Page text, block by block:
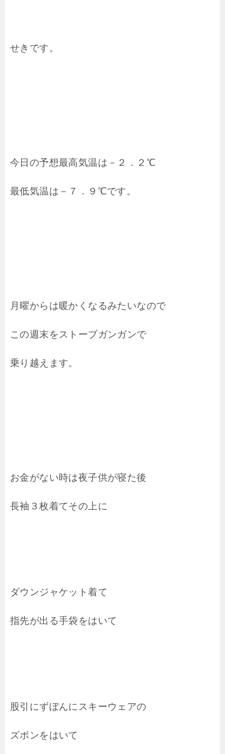
せきです。
今日の予想最高気温は－２．２℃
最低気温は－７．９℃です。
月曜からは暖かくなるみたいなので
この週末をストーブガンガンで
乗り越えます。
お金がない時は夜子供が寝た後
長袖３枚着てその上に
ダウンジャケット着て
指先が出る手袋をはいて
股引にずぼんにスキーウェアの
ズボンをはいて